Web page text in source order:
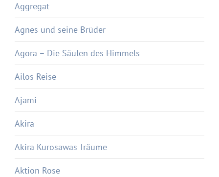
Aggregat
Agnes und seine Brüder
Agora – Die Säulen des Himmels
Ailos Reise
Ajami
Akira
Akira Kurosawas Träume
Aktion Rose